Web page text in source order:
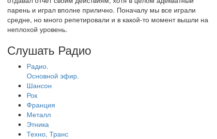
парень и играл вполне прилично. Поначалу мы все играли
средне, но много репетировали и в какой-то момент вышли на
неплохой уровень.
Слушать Радио
Радио.
Основной эфир.
Шансон
Рок
Франция
Металл
Этника
Техно, Транс